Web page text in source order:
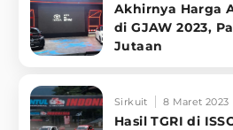
Akhirnya Harga
di GJAW 2023,
Jutaan
Sirkuit 8 Maret 2023
Hasil TGRI di